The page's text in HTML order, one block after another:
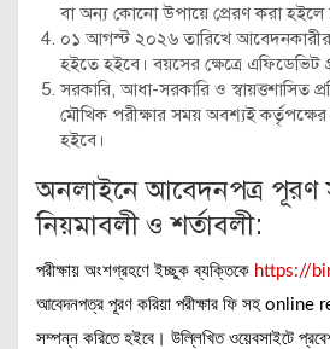
বা অন্য কোনো উপায়ে প্রেরণ করা হইলে
০১ আগস্ট ২০২৬ তারিখে
হইতে হইবে। বয়সের ক্ষেত্রে এফিডেভিট
সরকারি, আধা-সরকারি ও স্বায়ত্তশাসিত
মৌখিক পরীক্ষার সময় অবশ্যই কর্তৃপক্ষের
হইবে।
অনলাইনে আবেদনপত্র পূরণ
নিয়মাবলী ও শর্তাবলী:
পরীক্ষায় অংশগ্রহণে ইচ্ছুক ব্যক্তিকে https://
আবেদনপত্র পূরণ করিয়া পরীক্ষার ফি সহ online
সম্পন্ন করিতে হইবে। উল্লিখিত ওয়েবসাইটে